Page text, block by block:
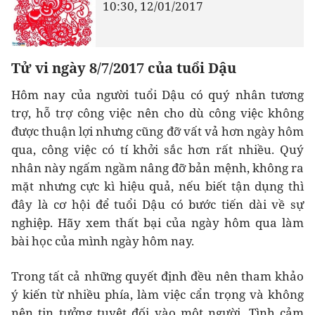
10:30, 12/01/2017
Tử vi ngày 8/7/2017 của tuổi Dậu
Hôm nay của người tuổi Dậu có quý nhân tương
trợ, hỗ trợ công việc nên cho dù công việc không
được thuận lợi nhưng cũng đỡ vất vả hơn ngày hôm
qua, công việc có tí khởi sắc hơn rất nhiều. Quý
nhân này ngấm ngầm nâng đỡ bản mệnh, không ra
mặt nhưng cực kì hiệu quả, nếu biết tận dụng thì
đây là cơ hội để tuổi Dậu có bước tiến dài về sự
nghiệp. Hãy xem thất bại của ngày hôm qua làm
bài học của mình ngày hôm nay.
Trong tất cả những quyết định đều nên tham khảo
ý kiến từ nhiều phía, làm việc cẩn trọng và không